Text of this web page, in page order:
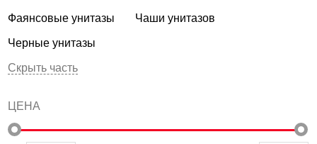
Фаянсовые унитазы Чаши унитазов
Черные унитазы
Скрыть часть
ЦЕНА